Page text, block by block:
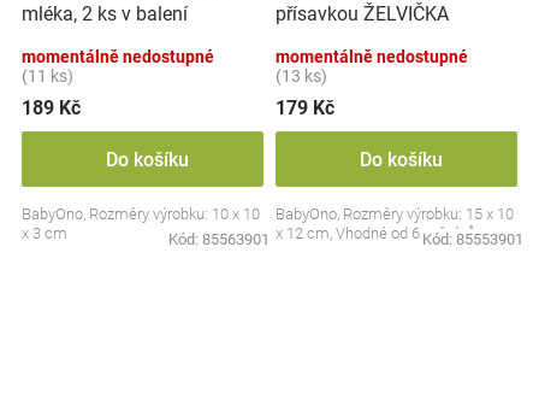
mléka, 2 ks v balení
momentálně nedostupné
(11 ks)
189 Kč
Do košíku
BabyOno, Rozměry výrobku: 10 x 10
x 3 cm
Kód: 85563901
přísavkou ŽELVIČKA
momentálně nedostupné
(13 ks)
179 Kč
Do košíku
BabyOno, Rozměry výrobku: 15 x 10
x 12 cm, Vhodné od 6 měsíců
Kód: 85553901